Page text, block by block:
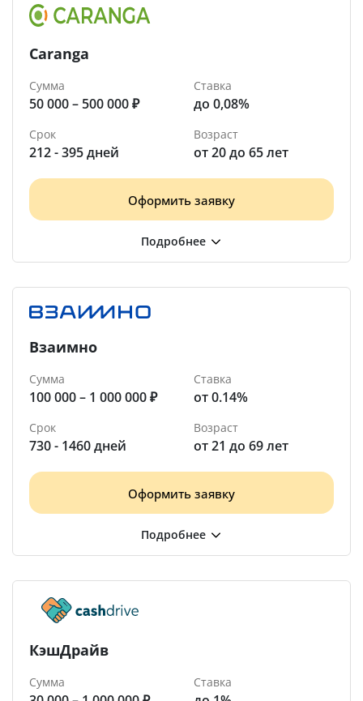
Caranga
Сумма
50 000 – 500 000 ₽
Ставка
до 0,08%
Срок
212 - 395 дней
Возраст
от 20 до 65 лет
Оформить заявку
Взаимно
Сумма
100 000 – 1 000 000 ₽
Ставка
от 0.14%
Срок
730 - 1460 дней
Возраст
от 21 до 69 лет
Оформить заявку
КэшДрайв
Сумма Ставка